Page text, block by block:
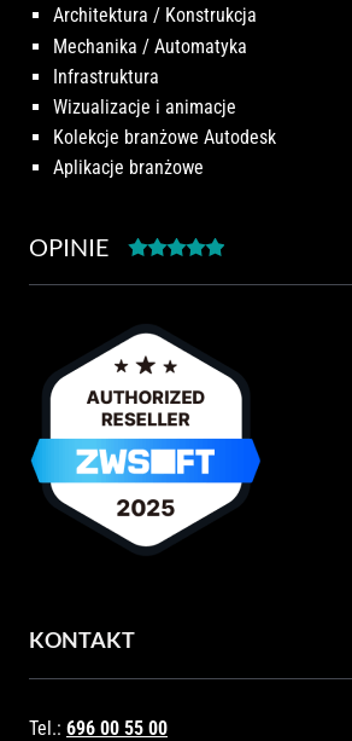
Architektura / Konstrukcja
Mechanika / Automatyka
Infrastruktura
Wizualizacje i animacje
Kolekcje branżowe Autodesk
Aplikacje branżowe
OPINIE
KONTAKT
Tel.: 696 00 55 00